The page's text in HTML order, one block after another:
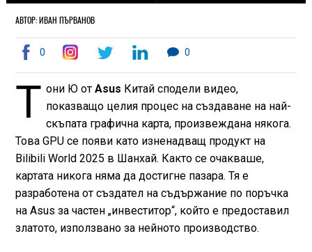
АВТОР: ИВАН ПЪРВАНОВ
0 0
Т они Ю отAsus Китай сподели видео,
показващо целия процес на създаване на най-
скъпата графична карта, произвеждана някога.
Това GPU се появи като изненадващ продукт на
Bilibili World 2025 в Шанхай. Както се очакваше,
картата никога няма да достигне пазара. Тя е
разработена от създател на съдържание по поръчка
на Asus за частен „инвеститор“, който е предоставил
златото, използвано за нейното производство.